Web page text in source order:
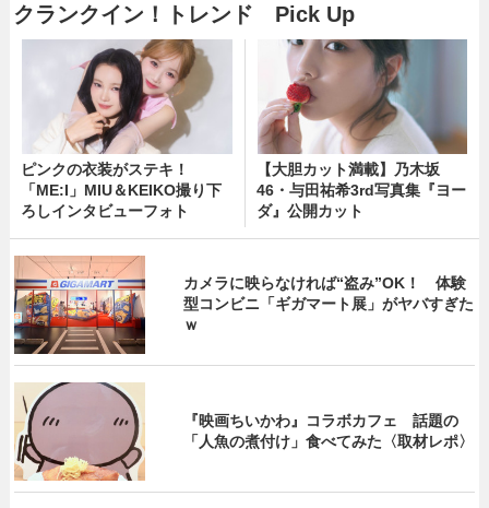
クランクイン！トレンド Pick Up
ピンクの衣装がステキ！
「ME:I」MIU＆KEIKO撮り下
ろしインタビューフォト
【大胆カット満載】乃木坂
46・与田祐希3rd写真集『ヨー
ダ』公開カット
カメラに映らなければ“盗み”OK！ 体験
型コンビニ「ギガマート展」がヤバすぎた
ｗ
『映画ちいかわ』コラボカフェ 話題の
「人魚の煮付け」食べてみた〈取材レポ〉